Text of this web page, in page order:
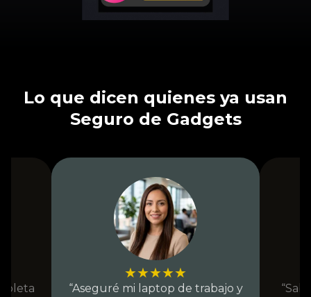
Lo que dicen quienes ya usan
Seguro de Gadgets
★★★★★
“Aseguré mi laptop de trabajo y